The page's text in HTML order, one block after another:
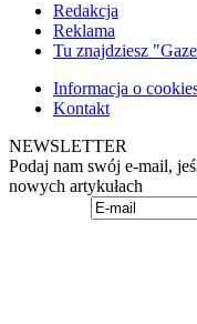
Redakcja
Reklama
Tu znajdziesz
Informacja o
Kontakt
NEWSLETTER
Podaj nam swój e-mail,
nowych artykułach